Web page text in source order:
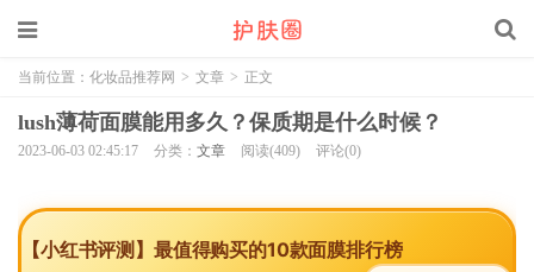
当前位置： 化妆品推荐网 > 文章 > 正文
lush薄荷面膜能用多久？保质期是什么时候？
2023-06-03 02:45:17 分类： 文章 阅读(409) 评论(0)
【小红书评测】最值得购买的10款面膜排行榜